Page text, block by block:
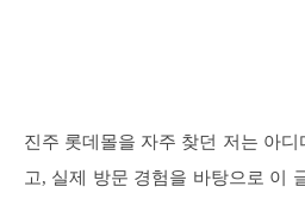
진주 롯데몰을 자주 찾던 저는 아
고, 실제 방문 경험을 바탕으로 이